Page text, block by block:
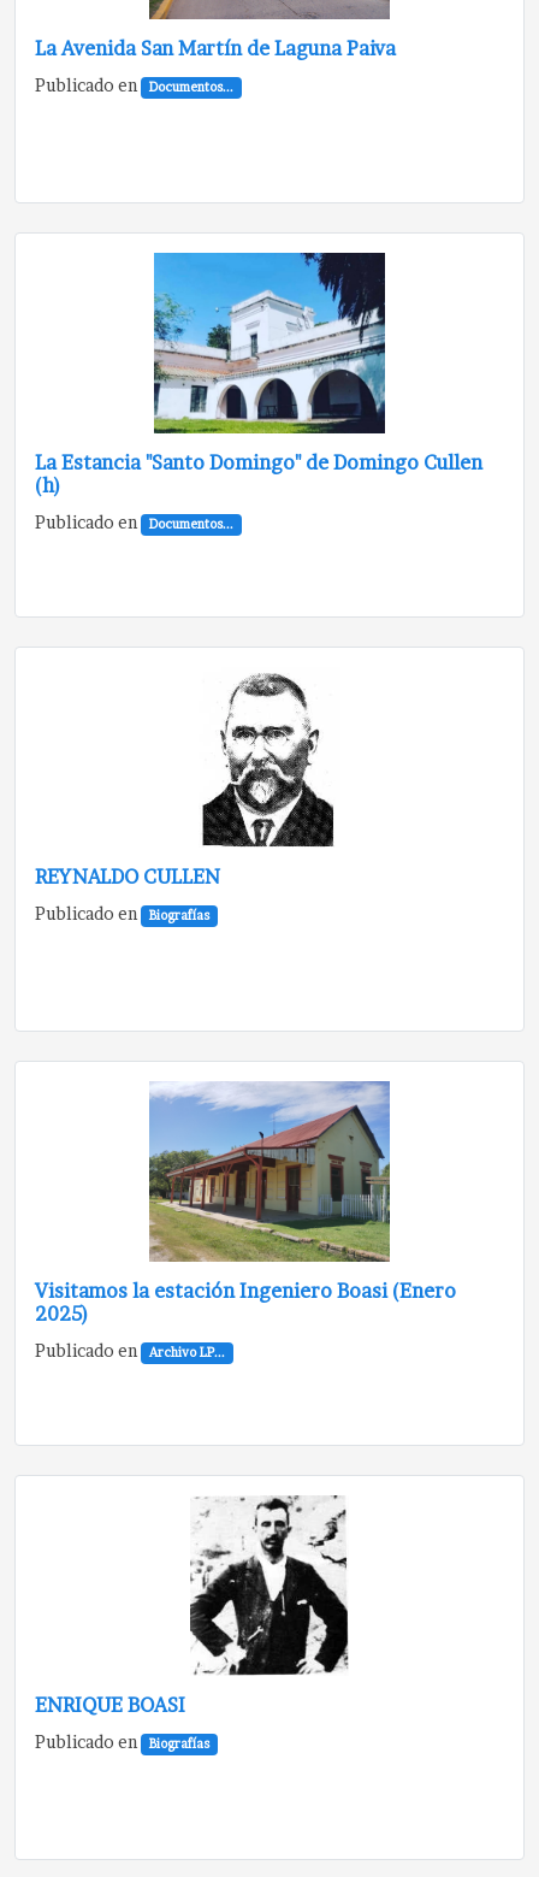
La Avenida San Martín de Laguna Paiva
Publicado en Documentos...
La Estancia "Santo Domingo" de Domingo Cullen
(h)
Publicado en Documentos...
REYNALDO CULLEN
Publicado en Biografías
Visitamos la estación Ingeniero Boasi (Enero
2025)
Publicado en Archivo LP...
ENRIQUE BOASI
Publicado en Biografías